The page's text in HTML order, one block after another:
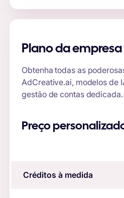
Plano da empresa
Obtenha todas as
AdCreative.ai, modelos de
gestão de contas dedicada.
Preço
Créditos à medida